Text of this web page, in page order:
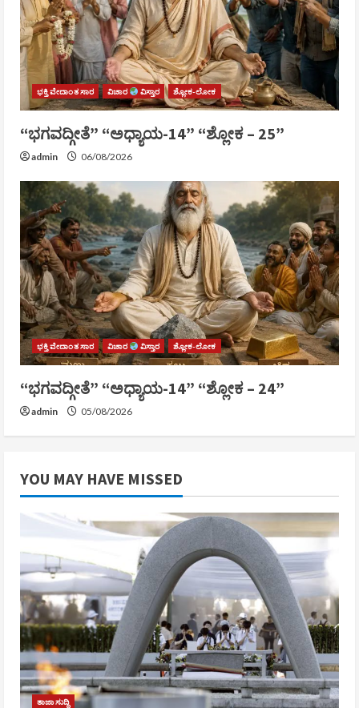
ಭಕ್ತಿ ವೇದಾಂತ ಸಾರ ವಿಚಾರ ವಿಸ್ತಾರ ಶ್ಲೋಕ-ಲೋಕ
“ಭಗವದ್ಗೀತೆ” “ಅಧ್ಯಾಯ-14” “ಶ್ಲೋಕ – 25”
admin 06/08/2026
ಭಕ್ತಿ ವೇದಾಂತ ಸಾರ ವಿಚಾರ ವಿಸ್ತಾರ ಶ್ಲೋಕ-ಲೋಕ
“ಭಗವದ್ಗೀತೆ” “ಅಧ್ಯಾಯ-14” “ಶ್ಲೋಕ – 24”
admin 05/08/2026
YOU MAY HAVE MISSED
ತಾಜಾ ಸುದ್ದಿ